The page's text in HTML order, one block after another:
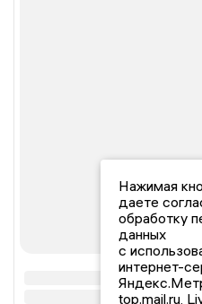
Нажимая
даете
обработку
данных
с
интернет-
top.mail.ru,